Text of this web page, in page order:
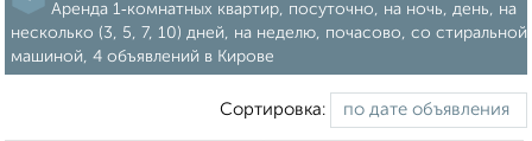
Аренда 1‑комнатных квартир, посуточно, на ночь, день, на
несколько (3, 5, 7, 10) дней, на неделю, почасово, со стиральной
машиной, 4 объявлений в Кирове
Сортировка: